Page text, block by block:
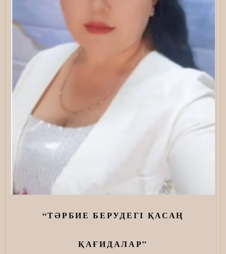
“ТӘРБИЕ БЕРУДЕГІ ҚАСАҢ
ҚАҒИДАЛАР”